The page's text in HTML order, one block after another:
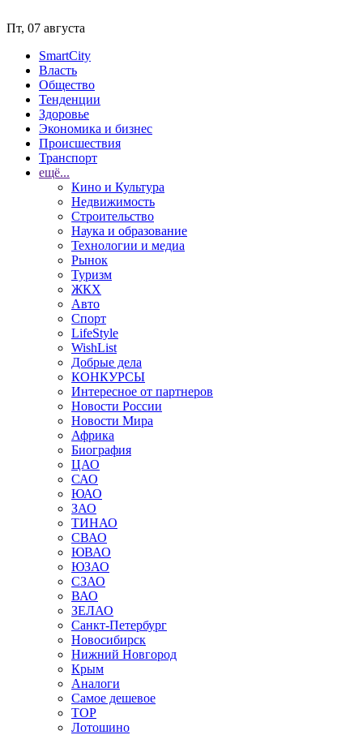
Пт, 07 августа
SmartCity
Власть
Общество
Тенденции
Здоровье
Экономика и бизнес
Происшествия
Транспорт
ещё...
Кино и Культура
Недвижимость
Строительство
Наука и образование
Технологии и медиа
Рынок
Туризм
ЖКХ
Авто
Спорт
LifeStyle
WishList
Добрые дела
КОНКУРСЫ
Интересное от партнеров
Новости России
Новости Мира
Африка
Биография
ЦАО
САО
ЮАО
ЗАО
ТИНАО
СВАО
ЮВАО
ЮЗАО
СЗАО
ВАО
ЗЕЛАО
Санкт-Петербург
Новосибирск
Нижний Новгород
Крым
Аналоги
Самое дешевое
TOP
Лотошино